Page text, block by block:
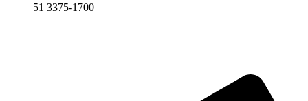
51 3375-1700